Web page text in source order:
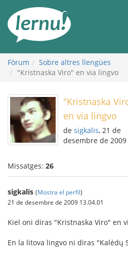
contingut
Fòrum
Sobre altres llengües
"Kristnaska Viro" en via lingvo
"Kristnaska
en via lingvo
de sigkalis, 21 de
desembre de 2009
Missatges: 26
sigkalis (Mostra el perfil)
21 de desembre de 2009 13.04.01
Kiel oni diras "Kristnaska Viro" en
En la litova lingvo ni diras "Kalėdų